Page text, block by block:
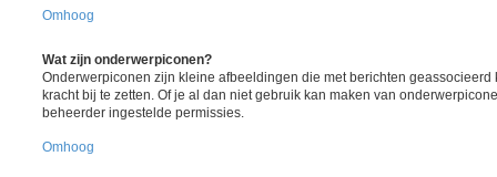
Omhoog
Wat zijn onderwerpiconen?
Onderwerpiconen zijn kleine afbeeldingen die met berichten
kracht bij te zetten. Of je al dan niet gebruik kan maken van
beheerder ingestelde permissies.
Omhoog